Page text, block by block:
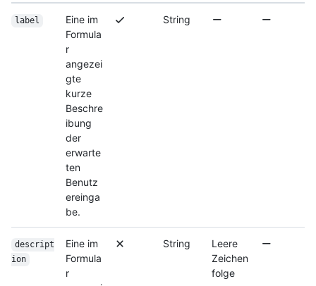
label
Eine im
Formula
r
angezei
gte
kurze
Beschre
ibung
der
erwarte
ten
Benutz
ereinga
be.
String
descript
ion
Eine im
Formula
r
String
Leere
Zeichen
folge